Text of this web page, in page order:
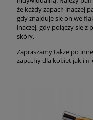
że każdy zapach inaczej
gdy znajduje się on we
inaczej, gdy połączy się z
skóry.
Zapraszamy także po inne
zapachy dla kobiet jak i